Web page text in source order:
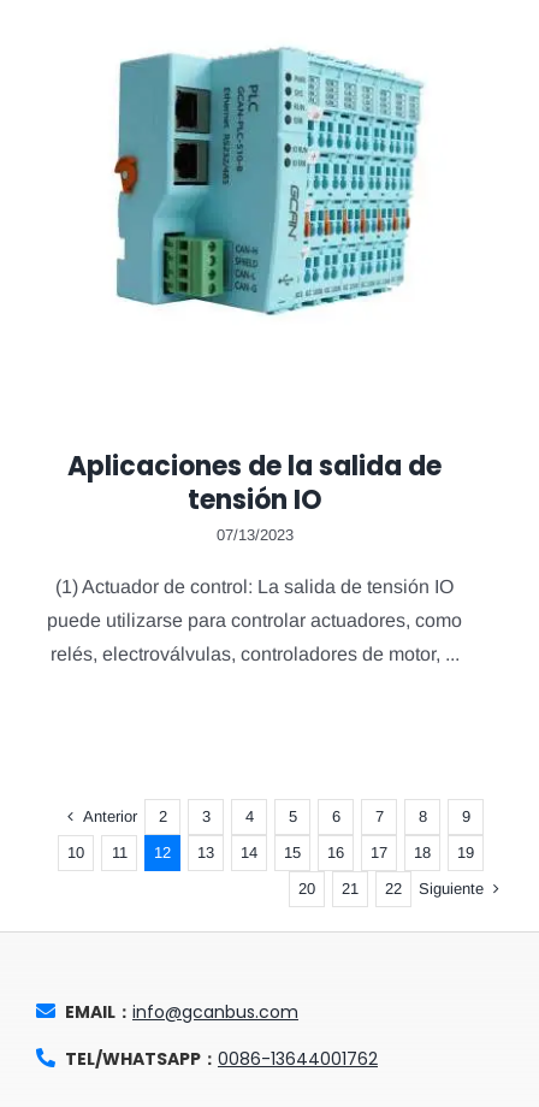
Aplicaciones de la salida de
tensión IO
07/13/2023
(1) Actuador de control: La salida de tensión IO
puede utilizarse para controlar actuadores, como
relés, electroválvulas, controladores de motor, ...
Anterior 2 3 4 5 6 7 8
9
10
11 12 13 14 15 16 17 18
19
20
21 22 Siguiente
EMAIL： info@gcanbus.com
TEL/WHATSAPP： 0086-13644001762